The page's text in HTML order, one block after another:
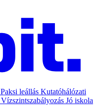
Paksi leállás Kutatóhálózati
Vízszintszabályozás Jó iskola